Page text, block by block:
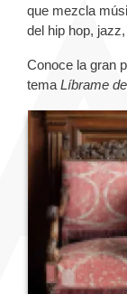
que mezcla
del hip hop,
Conoce la gran
tema Líbrame